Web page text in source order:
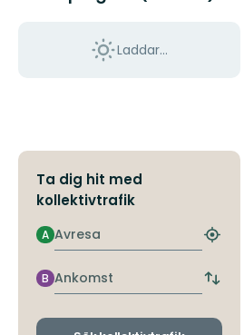
Laddar...
Ta dig hit med
kollektivtrafik
Avresa
A
Hitta
Ankomst
B
Byt
och